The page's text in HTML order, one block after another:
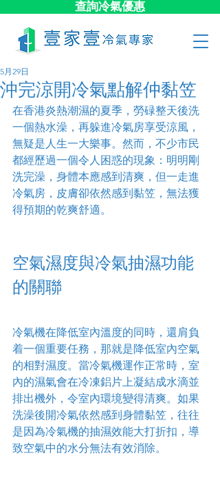
查詢冷氣優惠
沖完涼開冷氣點解仲黏笠
5月29日
在香港炎熱潮濕的夏季，勞碌整天後洗
一個熱水澡，再躲進冷氣房享受涼風，
無疑是人生一大樂事。然而，不少市民
都經歷過一個令人困惑的現象：明明剛
洗完澡，身體本應感到清爽，但一走進
冷氣房，皮膚卻依然感到黏笠，無法獲
得預期的乾爽舒適。
空氣濕度與冷氣抽濕功能
的關聯
冷氣機在降低室內溫度的同時，還肩負
着一個重要任務，那就是降低室內空氣
的相對濕度。當冷氣機運作正常時，室
內的濕氣會在冷凍鋁片上凝結成水滴並
排出機外，令室內環境變得清爽。如果
洗澡後開冷氣依然感到身體黏笠，往往
是因為冷氣機的抽濕效能大打折扣，導
致空氣中的水分無法有效消除。